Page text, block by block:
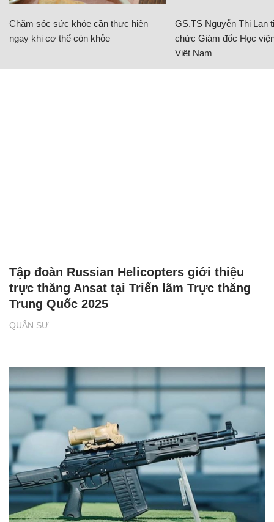
Chăm sóc sức khỏe cần thực hiện
ngay khi cơ thể còn khỏe
GS.TS Nguyễn Thị Lan
chức Giám đốc Học
Việt Nam
QUÂN SỰ
Tập đoàn Russian Helicopters giới thiệu
trực thăng Ansat tại Triển lãm Trực thăng
Trung Quốc 2025